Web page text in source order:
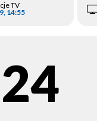
TV
14:55
24